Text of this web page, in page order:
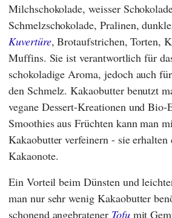
Milchschokolade, weisser
Schmelzschokolade, Pralinen,
Kuvertüre, Brotaufstrichen, Torten,
Muffins. Sie ist verantwortlich für
schokoladige Aroma, jedoch auch
den Schmelz. Kakaobutter benutzt
vegane Dessert-Kreationen und Bio-
Smoothies aus Früchten kann man
Kakaobutter verfeinern - sie
Kakaonote.
Ein Vorteil beim Dünsten und
man nur sehr wenig Kakaobutter
schonend angebratener Tofumit